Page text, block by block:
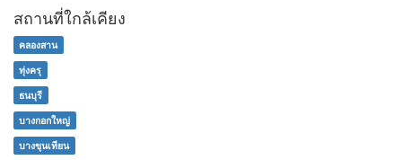
สถานที่ใกล้เคียง
คลองสาน
ทุ่งครุ
ธนบุรี
บางกอกใหญ่
บางขุนเทียน